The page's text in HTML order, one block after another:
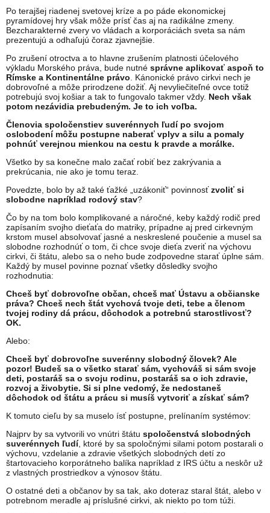
Po terajšej riadenej svetovej kríze a po páde ekonomickej
pyramídovej hry však môže prísť čas aj na radikálne zmeny.
Bezcharakterné zvery vo vládach a korporáciách sveta sa nám
prezentujú a odhaľujú čoraz zjavnejšie.
Po zrušení otroctva a to hlavne zrušením platnosti účelového
výkladu Morského práva, bude nutné správne aplikovať aspoň to
Rímske a Kontinentálne právo. Kánonické právo cirkvi nech je
dobrovoľné a môže prirodzene dožiť. Aj nevyliečiteľné ovce totiž
potrebujú svoj košiar a tak to fungovalo takmer vždy. Nech však
potom nezávidia prebudeným. Je to ich voľba.
Členovia spoločenstiev suverénnych ľudí po svojom
oslobodení môžu postupne naberať vplyv a silu a pomaly
pohnúť verejnou mienkou na cestu k pravde a morálke.
Všetko by sa konečne malo začať robiť bez zakrývania a
prekrúcania, nie ako je tomu teraz.
Povedzte, bolo by až také ťažké „uzákoniť“ povinnosťzvoliť si
slobodne napríklad rodový stav?
Čo by na tom bolo komplikované a náročné, keby každý rodič pred
zapísaním svojho dieťaťa do matriky, prípadne aj pred cirkevným
krstom musel absolvovať jasné a neskreslené poučenie a musel sa
slobodne rozhodnúť o tom, či chce svoje dieťa zveriť na výchovu
cirkvi, či štátu, alebo sa o neho bude zodpovedne starať úplne sám.
Každý by musel povinne poznať všetky dôsledky svojho
rozhodnutia:
Chceš byť dobrovoľne občan, chceš mať Ústavu a občianske
práva? Chceš nech štát vychová tvoje deti, tebe a členom
tvojej rodiny dá prácu, dôchodok a potrebnú starostlivosť?
OK.
Alebo:
Chceš byť dobrovoľne suverénny slobodný človek? Ale
pozor! Budeš sa o všetko starať sám, vychováš si sám svoje
deti, postaráš sa o svoju rodinu, postaráš sa o ich zdravie,
rozvoj a živobytie. Si si plne vedomý, že nedostaneš
dôchodok od štátu a prácu si musíš vytvoriť a získať sám?
K tomuto cieľu by sa muselo ísť postupne, prelínaním systémov:
Najprv by sa vytvorili vo vnútri štátu spoločenstvá slobodných
suverénnych ľudí, ktoré by sa spoločnými silami potom postarali o
výchovu, vzdelanie a zdravie všetkých slobodných detí zo
štartovacieho korporátneho balíka napríklad z IRS účtu a neskôr už
z vlastných prostriedkov a výnosov štátu.
O ostatné deti a občanov by sa tak, ako doteraz staral štát, alebo v
potrebnom meradle aj príslušné cirkvi, ak niekto po tom túži.